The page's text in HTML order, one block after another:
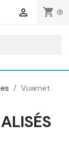
shopping_cart (0)

Vuarnet